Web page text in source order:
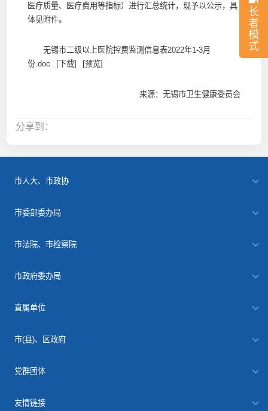
长
者
模
式
医疗质量、医疗费用等指标）进行汇总统计，现予以公示，具
体见附件。
无锡市二级以上医院控费监测信息表2022年1-3月
份.doc
[下载] [预览]
来源：无锡市卫生健康委员会
分享到：
市人大、市政协
市委部委办局
市法院、市检察院
市政府委办局
直属单位
市(县)、区政府
党群团体
友情链接